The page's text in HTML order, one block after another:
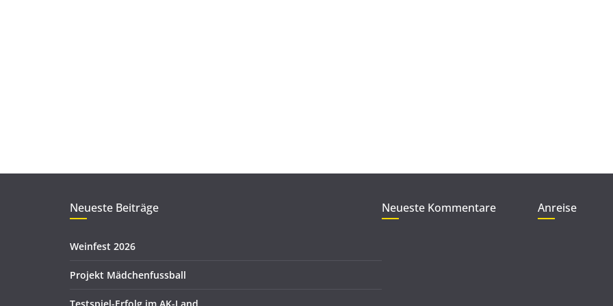
Neueste Beiträge
Weinfest 2026
Projekt Mädchenfussball
Neueste Kommentare Anreise